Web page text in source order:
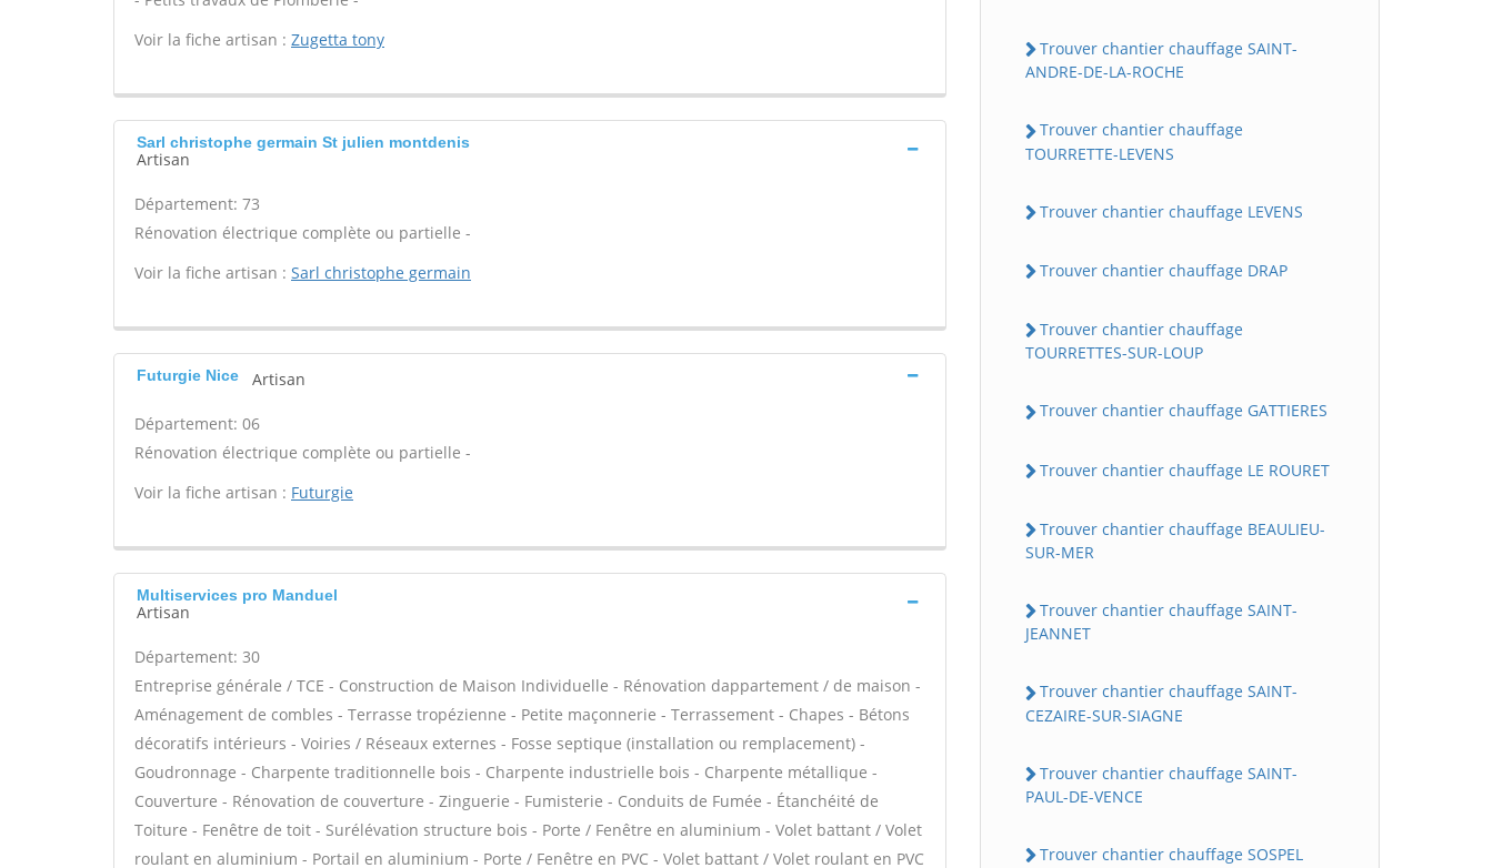
Voir la fiche artisan : Zugetta tony
Sarl christophe germain St julien montdenis
Artisan
Département: 73
Rénovation électrique complète ou partielle -
Voir la fiche artisan : Sarl christophe germain
Futurgie Nice Artisan
Département: 06
Rénovation électrique complète ou partielle -
Voir la fiche artisan : Futurgie
Multiservices pro Manduel
Artisan
Département: 30
Entreprise générale / TCE - Construction de Maison Individuelle - Rénovation dappartement / de maison -
Aménagement de combles - Terrasse tropézienne - Petite maçonnerie - Terrassement - Chapes - Bétons
décoratifs intérieurs - Voiries / Réseaux externes - Fosse septique (installation ou remplacement) -
Goudronnage - Charpente traditionnelle bois - Charpente industrielle bois - Charpente métallique -
Couverture - Rénovation de couverture - Zinguerie - Fumisterie - Conduits de Fumée - Étanchéité de
Toiture - Fenêtre de toit - Surélévation structure bois - Porte / Fenêtre en aluminium - Volet battant / Volet
roulant en aluminium - Portail en aluminium - Porte / Fenêtre en PVC - Volet battant / Volet roulant en PVC
Trouver chantier chauffage SAINT-
ANDRE-DE-LA-ROCHE
Trouver chantier chauffage
TOURRETTE-LEVENS
Trouver chantier chauffage LEVENS
Trouver chantier chauffage DRAP
Trouver chantier chauffage
TOURRETTES-SUR-LOUP
Trouver chantier chauffage GATTIERES
Trouver chantier chauffage LE ROURET
Trouver chantier chauffage BEAULIEU-
SUR-MER
Trouver chantier chauffage SAINT-
JEANNET
Trouver chantier chauffage SAINT-
CEZAIRE-SUR-SIAGNE
Trouver chantier chauffage SAINT-
PAUL-DE-VENCE
Trouver chantier chauffage SOSPEL